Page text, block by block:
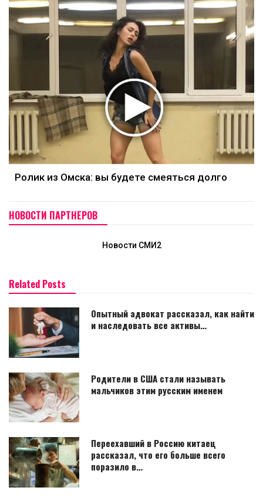
Ролик из Омска: вы будете смеяться долго
НОВОСТИ ПАРТНЕРОВ
Новости СМИ2
Related Posts
Опытный адвокат рассказал, как найти
и наследовать все активы…
Родители в США стали называть
мальчиков этим русским именем
Переехавший в Россию китаец
рассказал, что его больше всего
поразило в…